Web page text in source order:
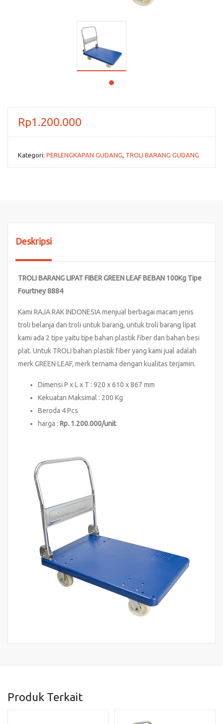
Rp1.200.000
Kategori: PERLENGKAPAN GUDANG, TROLI BARANG GUDANG
Deskripsi
TROLI BARANG LIPAT FIBER GREEN LEAF BEBAN 100Kg Tipe
Fourtney 8884
Kami RAJA RAK INDONESIA menjual berbagai macam jenis
troli belanja dan troli untuk barang, untuk troli barang lipat
kami ada 2 tipe yaitu tipe bahan plastik fiber dan bahan besi
plat. Untuk TROLI bahan plastik fiber yang kami jual adalah
merk GREEN LEAF, merk ternama dengan kualitas terjamin.
Dimensi P x L x T : 920 x 610 x 867 mm
Kekuatan Maksimal : 200 Kg
Beroda 4 Pcs
harga : Rp. 1.200.000/unit
Produk Terkait